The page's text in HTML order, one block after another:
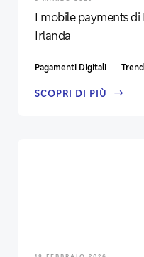
I mobile payments di
Irlanda
Pagamenti Digitali
SCOPRI DI PIÙ